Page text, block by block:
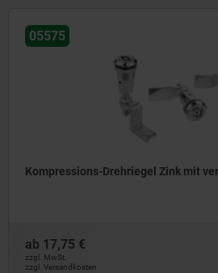
05575
Kompressions-Drehriegel Zink mit
ab 17,75 €
zzgl. MwSt.
zzgl. Versandkosten